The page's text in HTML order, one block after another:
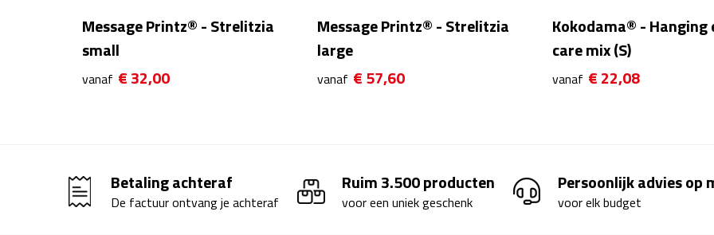
Message Printz® - Strelitzia
small
vanaf € 32,00
Message Printz® - Strelitzia
large
vanaf € 57,60
Kokodama® - Hanging
care mix (S)
vanaf € 22,08
Betaling achteraf
De factuur ontvang je achteraf
Ruim 3.500 producten
voor een uniek geschenk
Persoonlijk advies op
voor elk budget